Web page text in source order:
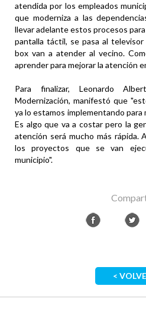
atendida por los empleados
que moderniza a las
llevar adelante estos procesos
pantalla táctil, se pasa al
box van a atender al vecino.
aprender para mejorar la atención
Para finalizar, Leonardo
Modernización, manifestó que
ya lo estamos implementando para
Es algo que va a costar pero la
atención será mucho más
los proyectos que se van
municipio".
<